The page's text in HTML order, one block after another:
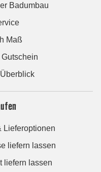
Badumbau
Maß
Lieferoptionen
liefern lassen
liefern lassen